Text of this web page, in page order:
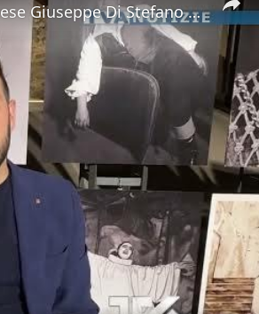
Motta Sant'Anastasia. L'omaggio al tenore mottese Giuseppe Di Stefano nel giorno della sua nascita.